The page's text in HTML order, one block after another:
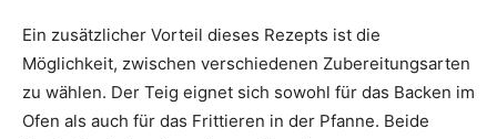
Ein zusätzlicher Vorteil dieses Rezepts ist die
Möglichkeit, zwischen verschiedenen Zubereitungsarten
zu wählen. Der Teig eignet sich sowohl für das Backen im
Ofen als auch für das Frittieren in der Pfanne. Beide